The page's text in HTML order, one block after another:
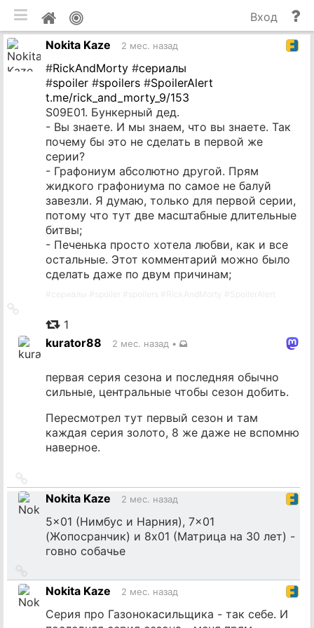
Мой
профиль
и
Вход
Nokita Kaze
2 мес. назад
#RickAndMorty #сериалы
#spoiler #spoilers #SpoilerAlert
t.me/rick_and_morty_9/153
S09E01. Бункерный дед.
- Вы знаете. И мы знаем, что вы знаете. Так
почему бы это не сделать в первой же
серии?
- Графониум абсолютно другой. Прям
жидкого графониума по самое не балуй
завезли. Я думаю, только для первой серии,
потому что тут две масштабные длительные
битвы;
- Печенька просто хотела любви, как и все
остальные. Этот комментарий можно было
сделать даже по двум причинам;
источник
1
kurator88
2 мес. назад •
первая серия сезона и последняя обычно
сильные, центральные чтобы сезон добить.
Пересмотрел тут первый сезон и там
каждая серия золото, 8 же даже не вспомню
наверное.
на
источник
Nokita Kaze 2 мес. назад
5x01 (Нимбус и Нарния), 7x01
(Жопосранчик) и 8x01 (Матрица на 30 лет) -
говно собачье
на
источник
Nokita Kaze 2 мес. назад
Серия про Газонокасильщика - так себе. И
мобильная версия